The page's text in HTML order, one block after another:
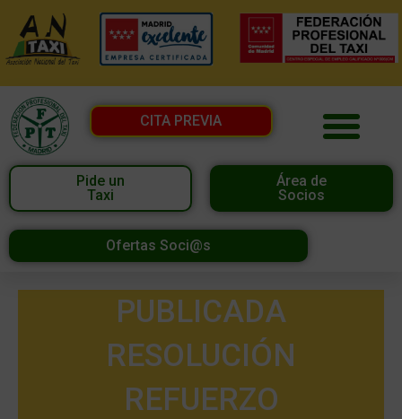
CITA PREVIA
Pide un
Taxi
Área de
Socios
Ofertas Soci@s
PUBLICADA
RESOLUCIÓN
REFUERZO